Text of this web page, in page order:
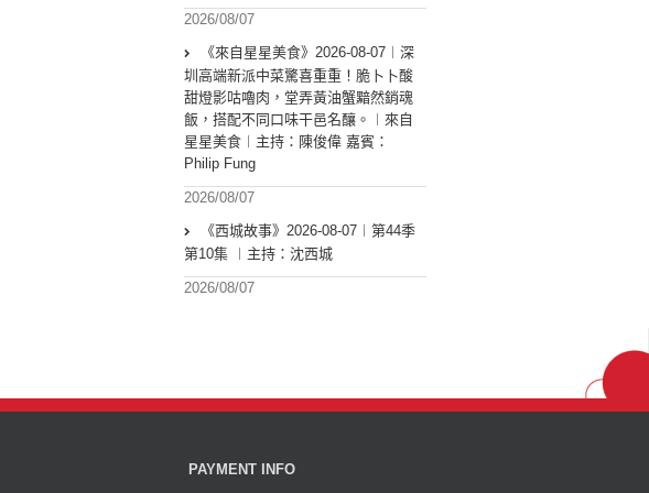
2026/08/07
《來自星星美食》2026-08-07︱深
圳高端新派中菜驚喜重重！脆卜卜酸
甜燈影咕嚕肉，堂弄黃油蟹黯然銷魂
飯，搭配不同口味干邑名釀。︱來自
星星美食︱主持：陳俊偉 嘉賓：
Philip Fung
2026/08/07
《西城故事》2026-08-07︱第44季
第10集 ︱主持：沈西城
2026/08/07
PAYMENT INFO